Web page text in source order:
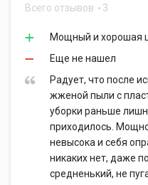
Всего отзывов 3
Мощный и хорошая
Еще не нашел
Радует, что после
жженой пыли с
уборки раньше
приходилось.
невысока и себя
никаких нет, даже
средненький, не